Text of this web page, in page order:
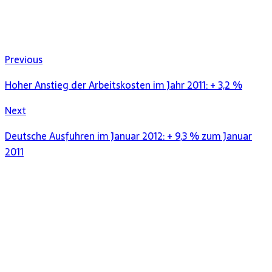
Previous
Hoher Anstieg der Arbeitskosten im Jahr 2011: + 3,2 %
Next
Deutsche Ausfuhren im Januar 2012: + 9,3 % zum Januar
2011